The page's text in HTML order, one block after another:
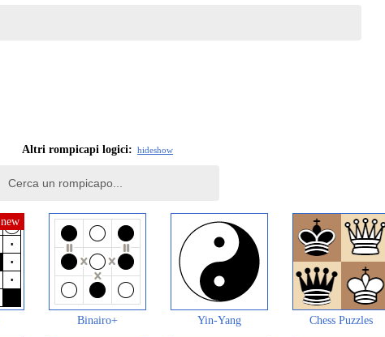
Altri rompicapi logici: hideshow
Binairo+ Yin-Yang Chess Puzzles